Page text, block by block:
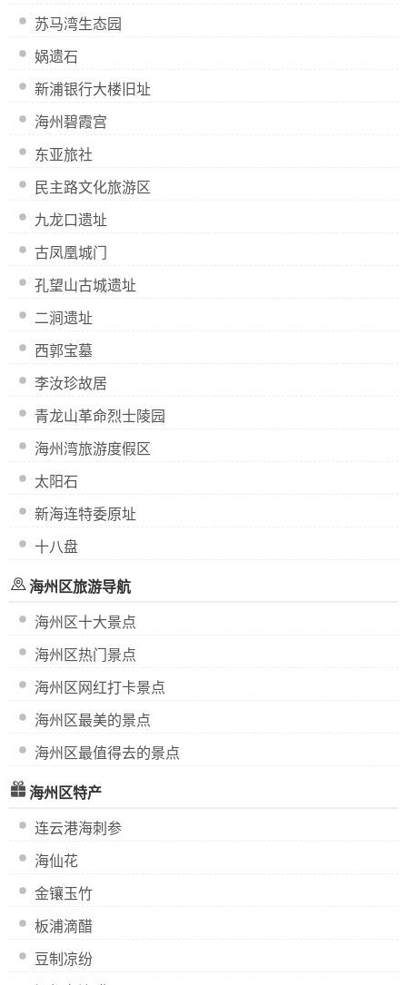
苏马湾生态园
娲遗石
新浦银行大楼旧址
海州碧霞宫
东亚旅社
民主路文化旅游区
九龙口遗址
古凤凰城门
孔望山古城遗址
二涧遗址
西郭宝墓
李汝珍故居
青龙山革命烈士陵园
海州湾旅游度假区
太阳石
新海连特委原址
十八盘
海州区旅游导航
海州区十大景点
海州区热门景点
海州区网红打卡景点
海州区最美的景点
海州区最值得去的景点
海州区特产
连云港海刺参
海仙花
金镶玉竹
板浦滴醋
豆制凉纷